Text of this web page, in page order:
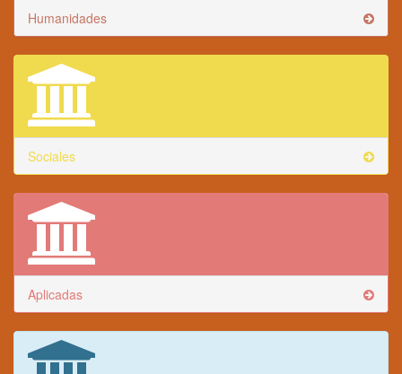
Humanidades
Sociales
Aplicadas